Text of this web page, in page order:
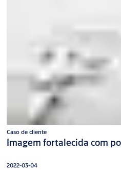
Caso de cliente
Imagem fortalecida com
2022-03-04